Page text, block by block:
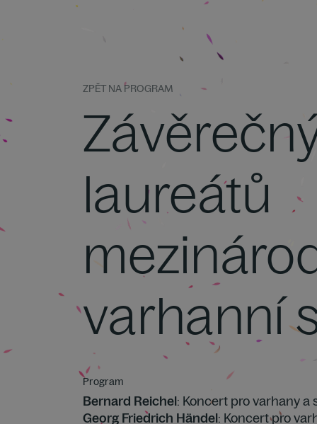
ZPĚT NA PROGRAM
laureátů
varhanní
Program
Bernard Reichel: Koncert pro varhany
Georg Friedrich Händel: Koncert pro